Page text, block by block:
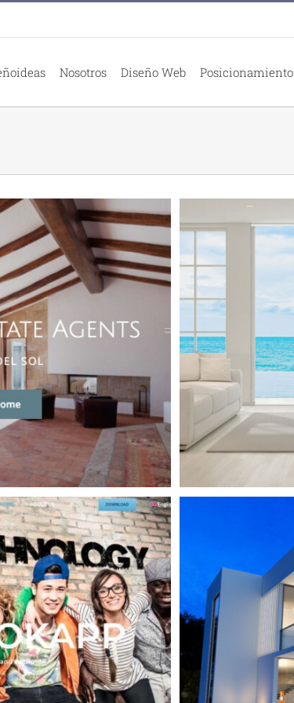
Nosotros Diseño Web Posicionamiento
para WordPress
Estate Website
/ Agencia de
Estate WordPress